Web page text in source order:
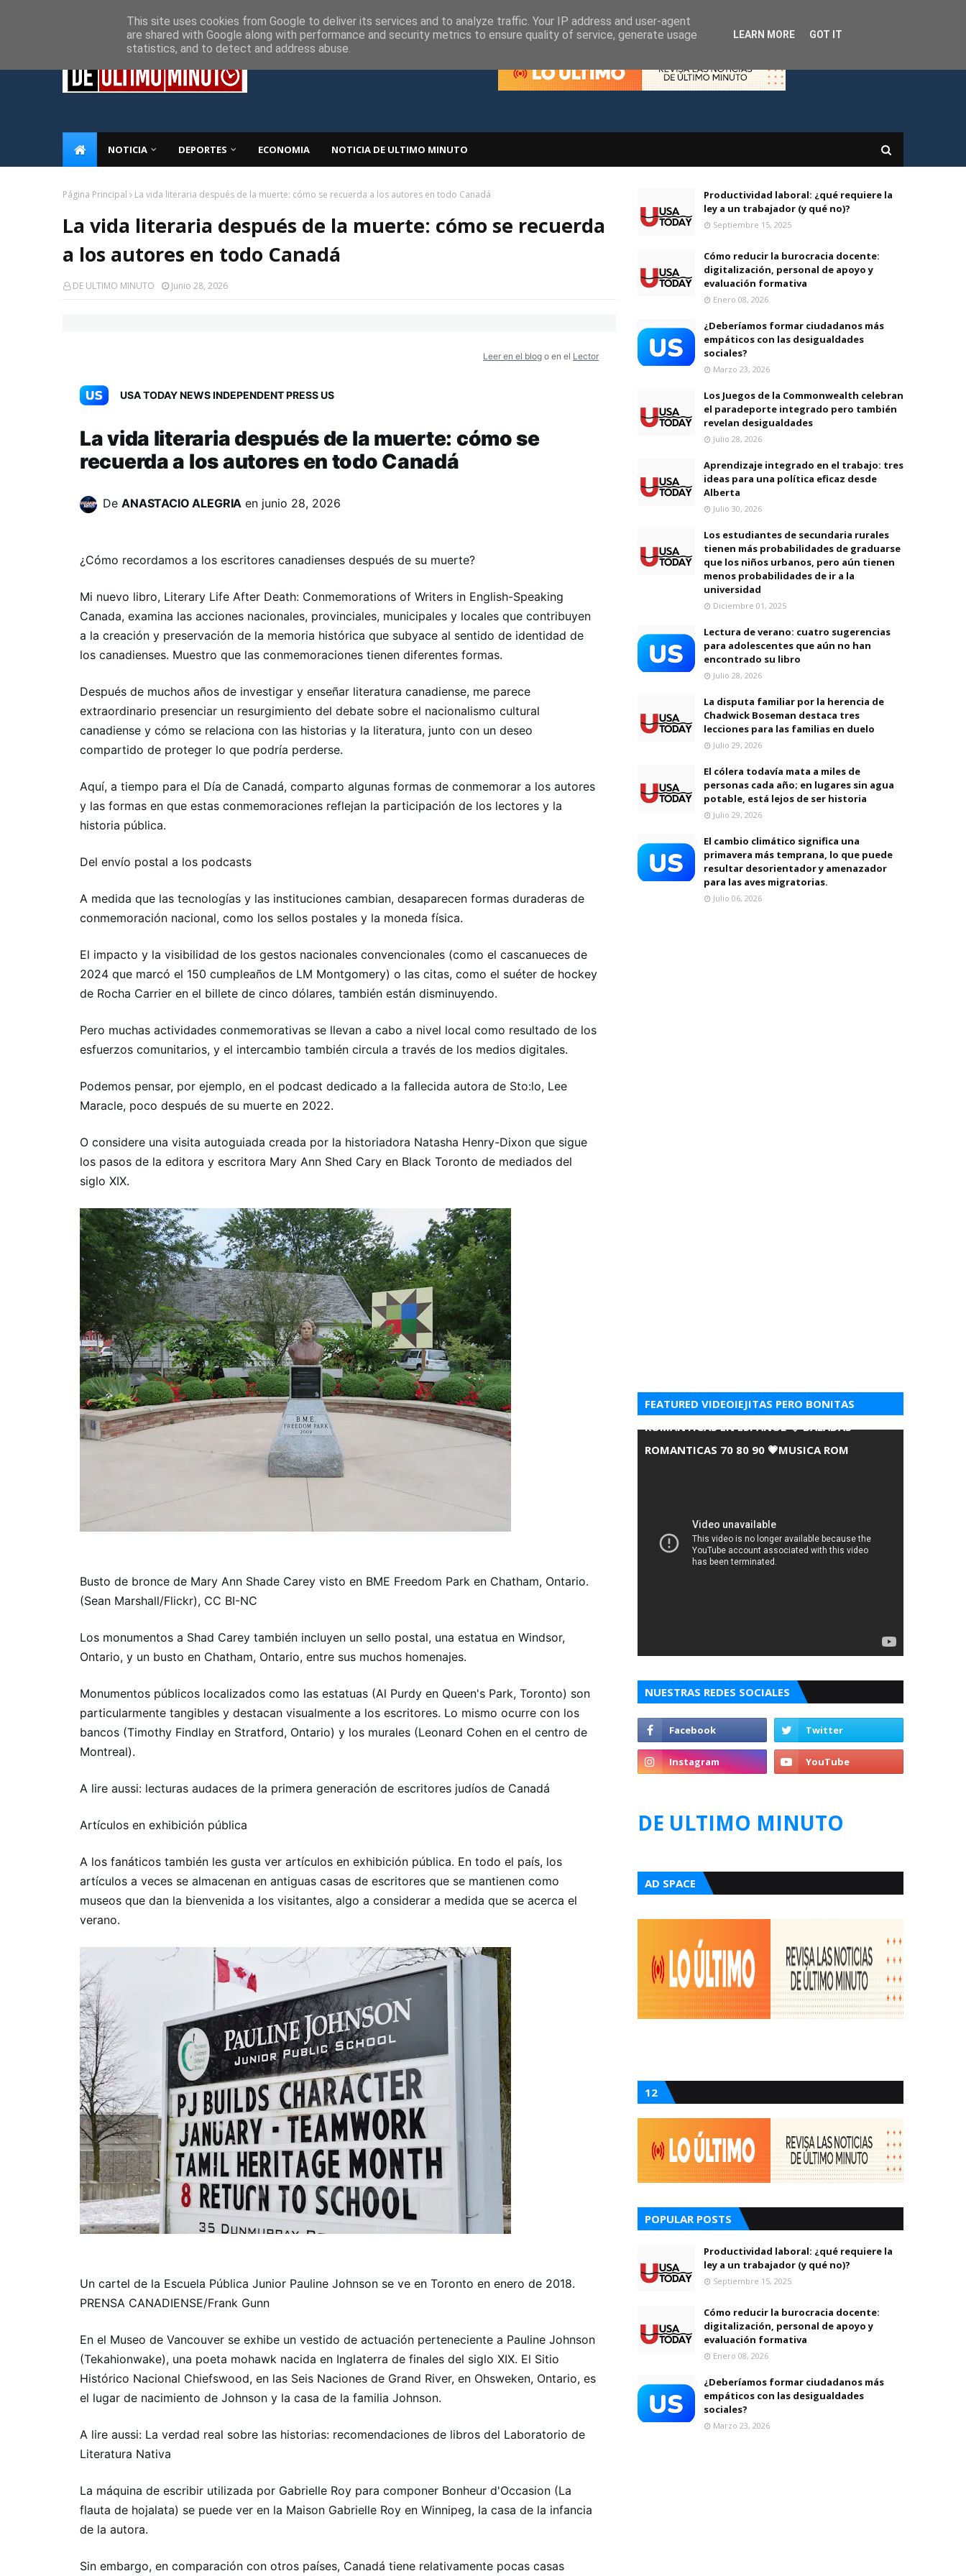
NOTICIA DEPORTES ECONOMIA NOTICIA DE ULTIMO MINUTO
Página Principal La vida literaria después de la muerte: cómo se recuerda a los autores en todo Canadá
La vida literaria después de la muerte: cómo se recuerda
a los autores en todo Canadá
DE ULTIMO MINUTO Junio 28, 2026
Leer en el blog o en el Lector
USA TODAY NEWS INDEPENDENT PRESS US
La vida literaria después de la muerte: cómo se
recuerda a los autores en todo Canadá
De ANASTACIO ALEGRIA en junio 28, 2026
¿Cómo recordamos a los escritores canadienses después de su muerte?
Mi nuevo libro, Literary Life After Death: Conmemorations of Writers in English-Speaking
Canada, examina las acciones nacionales, provinciales, municipales y locales que contribuyen
a la creación y preservación de la memoria histórica que subyace al sentido de identidad de
los canadienses. Muestro que las conmemoraciones tienen diferentes formas.
Después de muchos años de investigar y enseñar literatura canadiense, me parece
extraordinario presenciar un resurgimiento del debate sobre el nacionalismo cultural
canadiense y cómo se relaciona con las historias y la literatura, junto con un deseo
compartido de proteger lo que podría perderse.
Aquí, a tiempo para el Día de Canadá, comparto algunas formas de conmemorar a los autores
y las formas en que estas conmemoraciones reflejan la participación de los lectores y la
historia pública.
Del envío postal a los podcasts
A medida que las tecnologías y las instituciones cambian, desaparecen formas duraderas de
conmemoración nacional, como los sellos postales y la moneda física.
El impacto y la visibilidad de los gestos nacionales convencionales (como el cascanueces de
2024 que marcó el 150 cumpleaños de LM Montgomery) o las citas, como el suéter de hockey
de Rocha Carrier en el billete de cinco dólares, también están disminuyendo.
Pero muchas actividades conmemorativas se llevan a cabo a nivel local como resultado de los
esfuerzos comunitarios, y el intercambio también circula a través de los medios digitales.
Podemos pensar, por ejemplo, en el podcast dedicado a la fallecida autora de Sto:lo, Lee
Maracle, poco después de su muerte en 2022.
O considere una visita autoguiada creada por la historiadora Natasha Henry-Dixon que sigue
los pasos de la editora y escritora Mary Ann Shed Cary en Black Toronto de mediados del
siglo XIX.
Busto de bronce de Mary Ann Shade Carey visto en BME Freedom Park en Chatham, Ontario.
(Sean Marshall/Flickr), CC BI-NC
Los monumentos a Shad Carey también incluyen un sello postal, una estatua en Windsor,
Ontario, y un busto en Chatham, Ontario, entre sus muchos homenajes.
Monumentos públicos localizados como las estatuas (Al Purdy en Queen's Park, Toronto) son
particularmente tangibles y destacan visualmente a los escritores. Lo mismo ocurre con los
bancos (Timothy Findlay en Stratford, Ontario) y los murales (Leonard Cohen en el centro de
Montreal).
A lire aussi: lecturas audaces de la primera generación de escritores judíos de Canadá
Artículos en exhibición pública
A los fanáticos también les gusta ver artículos en exhibición pública. En todo el país, los
artículos a veces se almacenan en antiguas casas de escritores que se mantienen como
museos que dan la bienvenida a los visitantes, algo a considerar a medida que se acerca el
verano.
Un cartel de la Escuela Pública Junior Pauline Johnson se ve en Toronto en enero de 2018.
PRENSA CANADIENSE/Frank Gunn
En el Museo de Vancouver se exhibe un vestido de actuación perteneciente a Pauline Johnson
(Tekahionwake), una poeta mohawk nacida en Inglaterra de finales del siglo XIX. El Sitio
Histórico Nacional Chiefswood, en las Seis Naciones de Grand River, en Ohsweken, Ontario, es
el lugar de nacimiento de Johnson y la casa de la familia Johnson.
A lire aussi: La verdad real sobre las historias: recomendaciones de libros del Laboratorio de
Literatura Nativa
La máquina de escribir utilizada por Gabrielle Roy para componer Bonheur d'Occasion (La
flauta de hojalata) se puede ver en la Maison Gabrielle Roy en Winnipeg, la casa de la infancia
de la autora.
Sin embargo, en comparación con otros países, Canadá tiene relativamente pocas casas
Productividad laboral: ¿qué requiere la
ley a un trabajador (y qué no)?
Septiembre 15, 2025
Cómo reducir la burocracia docente:
digitalización, personal de apoyo y
evaluación formativa
Enero 08, 2026
¿Deberíamos formar ciudadanos más
empáticos con las desigualdades
sociales?
Marzo 23, 2026
Los Juegos de la Commonwealth celebran
el paradeporte integrado pero también
revelan desigualdades
Julio 28, 2026
Aprendizaje integrado en el trabajo: tres
ideas para una política eficaz desde
Alberta
Julio 30, 2026
Los estudiantes de secundaria rurales
tienen más probabilidades de graduarse
que los niños urbanos, pero aún tienen
menos probabilidades de ir a la
universidad
Diciembre 01, 2025
Lectura de verano: cuatro sugerencias
para adolescentes que aún no han
encontrado su libro
Julio 28, 2026
La disputa familiar por la herencia de
Chadwick Boseman destaca tres
lecciones para las familias en duelo
Julio 29, 2026
El cólera todavía mata a miles de
personas cada año; en lugares sin agua
potable, está lejos de ser historia
Julio 29, 2026
El cambio climático significa una
primavera más temprana, lo que puede
resultar desorientador y amenazador
para las aves migratorias.
Julio 06, 2026
FEATURED VIDEOIEJITAS PERO BONITAS
ROMANTICAS EN ESPANOL 💘 BALADAS
ROMANTICAS 70 80 90 💗MUSICA ROM
NUESTRAS REDES SOCIALES
DE ULTIMO MINUTO
AD SPACE
12
POPULAR POSTS
Productividad laboral: ¿qué requiere la
ley a un trabajador (y qué no)?
Septiembre 15, 2025
Cómo reducir la burocracia docente:
digitalización, personal de apoyo y
evaluación formativa
Enero 08, 2026
¿Deberíamos formar ciudadanos más
empáticos con las desigualdades
sociales?
Marzo 23, 2026
This site uses cookies from Google to deliver its services and to analyze traffic. Your IP address and user-agent
are shared with Google along with performance and security metrics to ensure quality of service, generate usage
statistics, and to detect and address abuse.
LEARN MORE GOT IT